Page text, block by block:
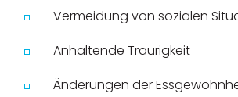
Vermeidung von sozialen
Anhaltende Traurigkeit
Änderungen der